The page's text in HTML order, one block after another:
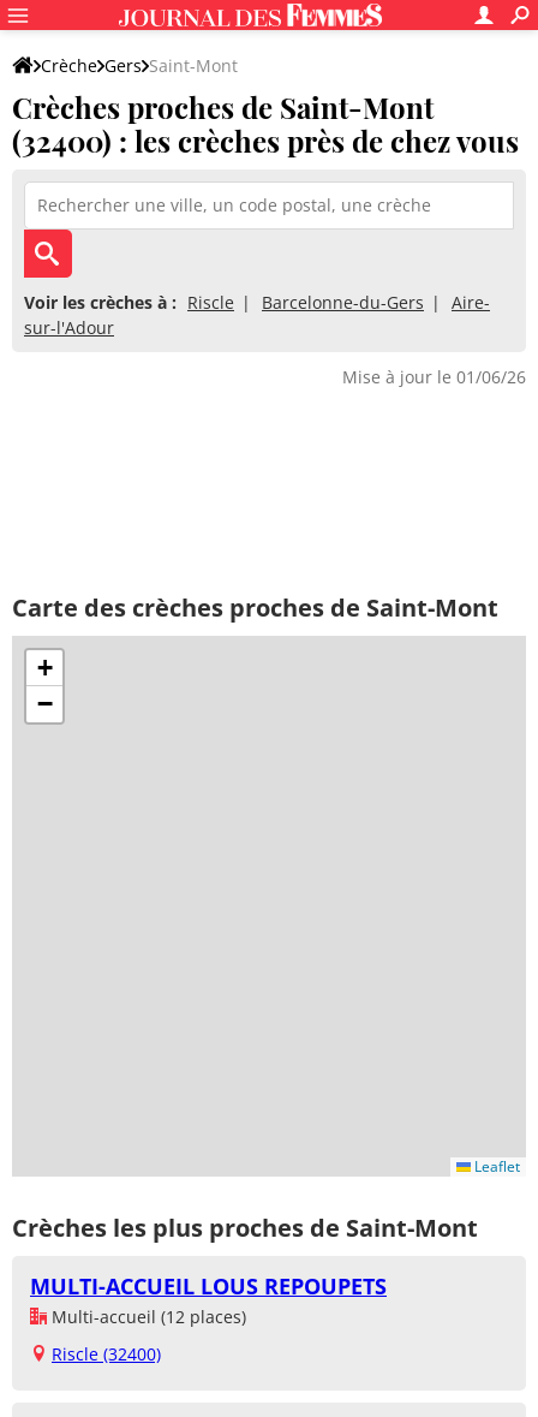
Crèche Gers Saint-Mont
Crèches proches de Saint-Mont
(32400) : les crèches près de chez vous
Voir les crèches à : Riscle Barcelonne-du-Gers
Aire-
sur-l'Adour
Mise à jour le 01/06/26
Carte des crèches proches de Saint-Mont
+
−
Leaflet
Crèches les plus proches de Saint-Mont
MULTI-ACCUEIL LOUS REPOUPETS
Multi-accueil (12 places)
Riscle (32400)